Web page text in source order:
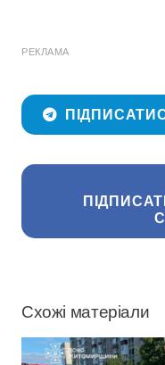
РЕКЛАМА
Схожі матеріали